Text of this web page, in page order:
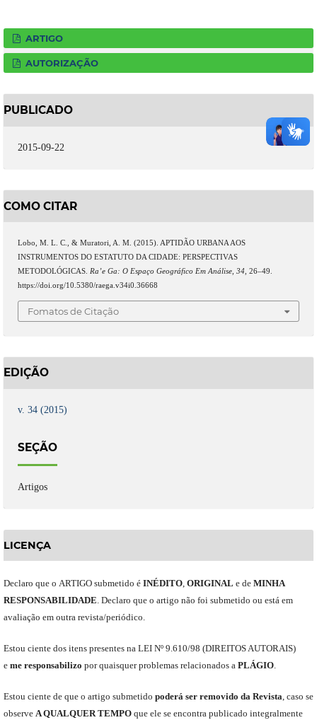
ARTIGO
AUTORIZAÇÃO
PUBLICADO
2015-09-22
COMO CITAR
Lobo, M. L. C., & Muratori, A. M. (2015). APTIDÃO URBANA AOS
INSTRUMENTOS DO ESTATUTO DA CIDADE: PERSPECTIVAS
METODOLÓGICAS. Ra’e Ga: O Espaço Geográfico Em Análise, 34, 26–49.
https://doi.org/10.5380/raega.v34i0.36668
Fomatos de Citação
EDIÇÃO
v. 34 (2015)
SEÇÃO
Artigos
LICENÇA
Declaro que o ARTIGO submetido é INÉDITO, ORIGINAL ede MINHA
RESPONSABILIDADE Declaro que o artigo não foi submetido ou está em
avaliação em outra revista/periódico.
Estou ciente dos itens presentes na LEI Nº 9.610/98 (DIREITOS AUTORAIS)
e meresponsabilizo por quaisquer problemas relacionados a PLÁGIO.
Estou ciente de que o artigo submetido poderá ser removido da Revista caso se
observe A QUALQUER TEMPOque elese encontra publicado integralmente